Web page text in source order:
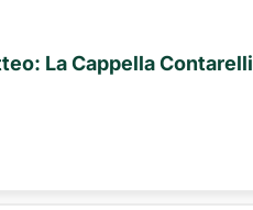
La Cappella Contarelli